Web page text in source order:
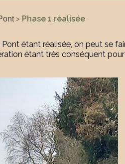
> Phase 1 réalisée
étant réalisée, on peut se
étant très conséquent